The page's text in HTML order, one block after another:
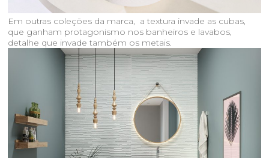
Em outras coleções da marca, a textura invade as cubas,
que ganham protagonismo nos banheiros e lavabos,
detalhe que invade também os metais.